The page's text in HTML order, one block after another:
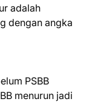
adalah
dengan angka
PSBB
menurun jadi